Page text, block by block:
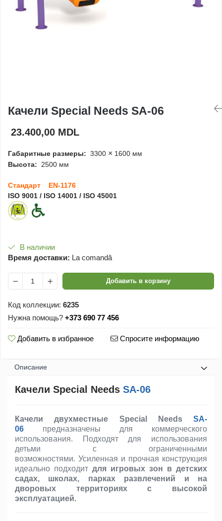
Игровые домики
Ограждения
Оборудование для
Павильоны для детских
Качели Special Needs SA-06
23.400,00 MDL
Габаритные размеры: 3300 × 1600 мм
Высота: 2500 мм
Стандарт EN-1176
ISO 9001 / ISO 14001 / ISO 45001
В наличии
Время доставки: La comandă
Добавить в корзину
Код коллекции: 6235
Нужна помощь? +373 690 77 456
Добавить в избранное Спросите информацию
Oписание
Качели Special Needs SA-06
Качели двухместные Special Needs SA-
06 предназначены для коммерческого
использования. Подходят для использования
детьми с ограниченными
возможностями. Усиленная и прочная конструкция
идеально подходит для игровых зон в детских
садах, школах, парках развлечений и на
дворовых территориях с высокой
эксплуатацией.